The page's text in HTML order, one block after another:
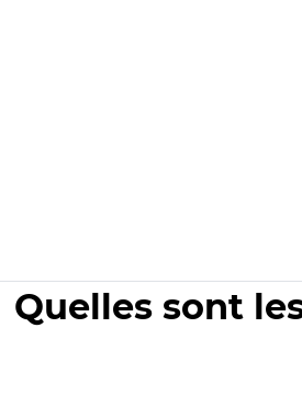
Quelles sont